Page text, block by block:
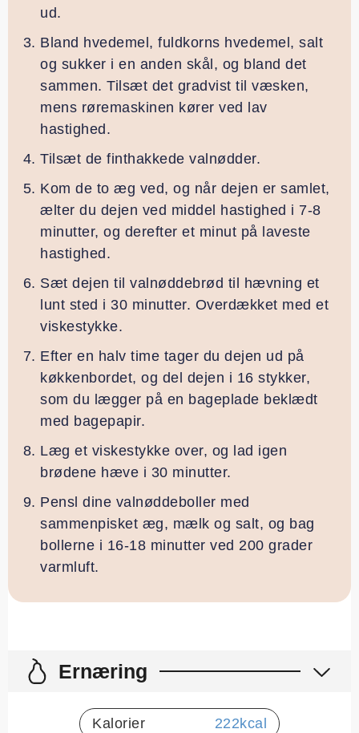
ud.
Bland hvedemel, fuldkorns hvedemel, salt
og sukker i en anden skål, og bland det
sammen. Tilsæt det gradvist til væsken,
mens røremaskinen kører ved lav
hastighed.
Tilsæt de finthakkede valnødder.
Kom de to æg ved, og når dejen er samlet,
ælter du dejen ved middel hastighed i 7-8
minutter, og derefter et minut på laveste
hastighed.
Sæt dejen til valnøddebrød til hævning et
lunt sted i 30 minutter. Overdækket med et
viskestykke.
Efter en halv time tager du dejen ud på
køkkenbordet, og del dejen i 16 stykker,
som du lægger på en bageplade beklædt
med bagepapir.
Læg et viskestykke over, og lad igen
brødene hæve i 30 minutter.
Pensl dine valnøddeboller med
sammenpisket æg, mælk og salt, og bag
bollerne i 16-18 minutter ved 200 grader
varmluft.
Ernæring
Kalorier 222kcal